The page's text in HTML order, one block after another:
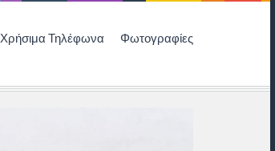
Χρήσιμα Τηλέφωνα Φωτογραφίες